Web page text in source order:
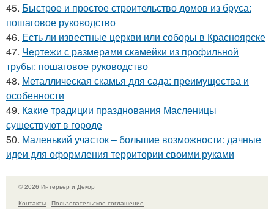
45. Быстрое и простое строительство домов из бруса:
пошаговое руководство
46. Есть ли известные церкви или соборы в Красноярске
47. Чертежи с размерами скамейки из профильной
трубы: пошаговое руководство
48. Металлическая скамья для сада: преимущества и
особенности
49. Какие традиции празднования Масленицы
существуют в городе
50. Маленький участок – большие возможности: дачные
идеи для оформления территории своими руками
© 2026 Интерьер и Декор
Контакты
Пользовательское соглашение